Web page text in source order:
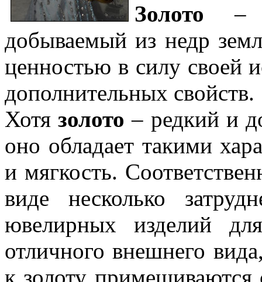
Золото –
добываемый из недр
ценностью в силу своей
дополнительных свойств.
Хотя золото – редкий и
оно обладает такими
и мягкость.
виде несколько
ювелирных изделий
отличного внешнего
к золоту примешиваются